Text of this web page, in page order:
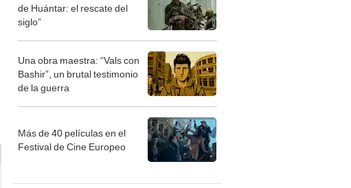
de Huántar: el rescate del
siglo”
Una obra maestra: “Vals con
Bashir”, un brutal testimonio
de la guerra
Más de 40 películas en el
Festival de Cine Europeo